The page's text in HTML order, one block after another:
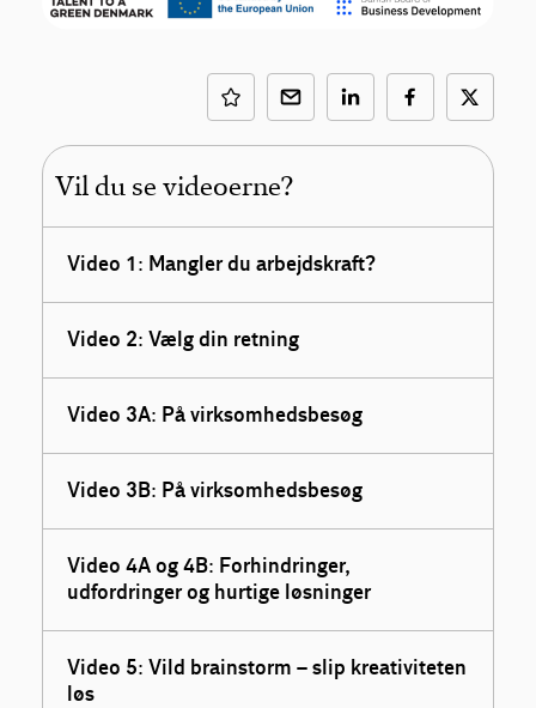
Vil du se videoerne?
Video 1: Mangler du arbejdskraft?
Video 2: Vælg din retning
Video 3A: På virksomhedsbesøg
Video 3B: På virksomhedsbesøg
Video 4A og 4B: Forhindringer,
udfordringer og hurtige løsninger
Video 5: Vild brainstorm – slip kreativiteten
løs